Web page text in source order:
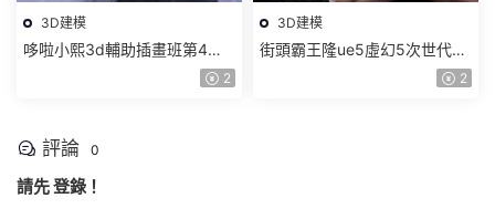
3D建模
哆啦小熙3d輔助插畫班第4期
【畫質一般有大部分素材】
2
3D建模
街頭霸王隆ue5虛幻5次世代遊
戲角色制作全流程2024【畫質
2
評論 0
請先登錄 ！